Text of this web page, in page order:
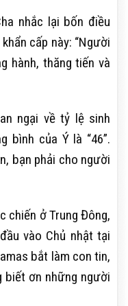
nhắc lại bốn điều
cấp này: “Người
hành, thăng tiến và
ngại về tỷ lệ sinh
bình của Ý là “46”.
bạn phải cho người
chiến ở Trung Đông,
vào Chủ nhật tại
bắt làm con tin,
biết ơn những người